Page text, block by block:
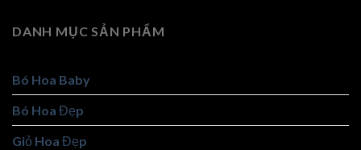
DANH MỤC SẢN PHẨM
Bó Hoa Baby
Bó Hoa Đẹp
Giỏ Hoa Đẹp